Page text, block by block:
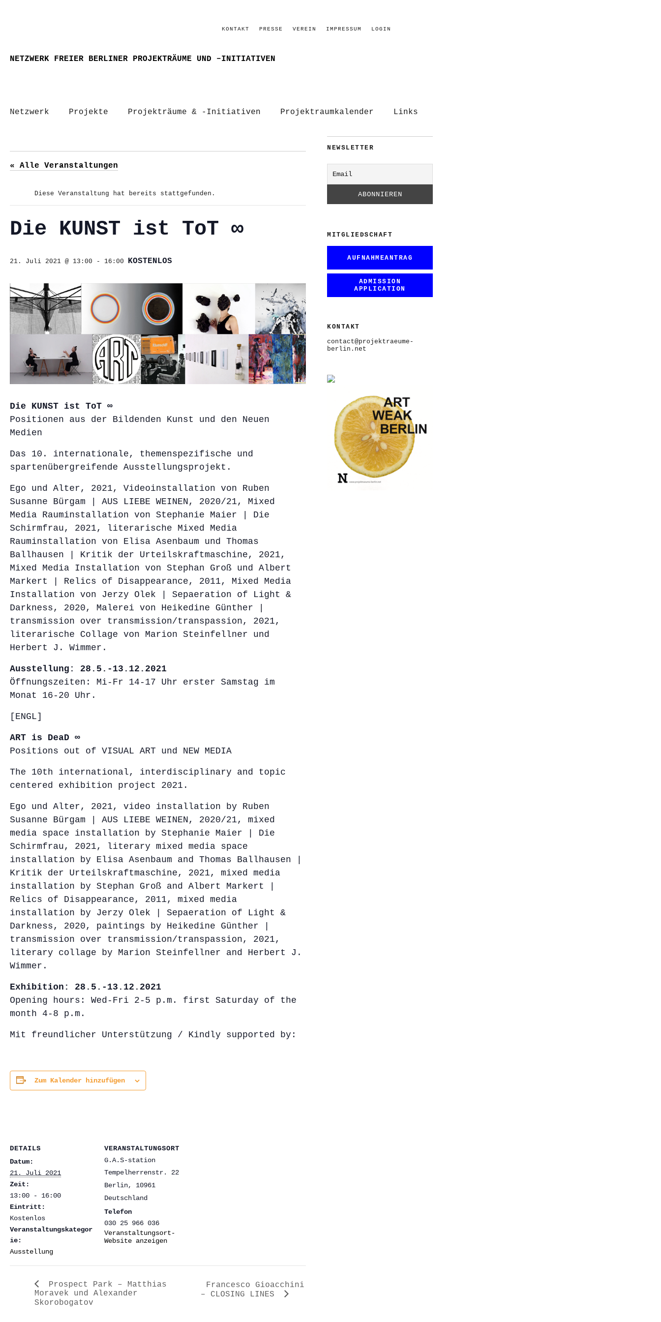
KONTAKT PRESSE VEREIN IMPRESSUM LOGIN
NETZWERK FREIER BERLINER PROJEKTRÄUME UND –INITIATIVEN
Netzwerk Projekte Projekträume & -Initiativen Projektraumkalender Links
« Alle Veranstaltungen
Diese Veranstaltung hat bereits stattgefunden.
Die KUNST ist ToT ∞
21. Juli 2021 @ 13:00 - 16:00 KOSTENLOS
Die KUNST ist ToT ∞
Positionen aus der Bildenden Kunst und den Neuen
Medien
Das 10. internationale, themenspezifische und
spartenübergreifende Ausstellungsprojekt.
Ego und Alter, 2021, Videoinstallation von Ruben
Susanne Bürgam | AUS LIEBE WEINEN, 2020/21, Mixed
Media Rauminstallation von Stephanie Maier | Die
Schirmfrau, 2021, literarische Mixed Media
Rauminstallation von Elisa Asenbaum und Thomas
Ballhausen | Kritik der Urteilskraftmaschine, 2021,
Mixed Media Installation von Stephan Groß und Albert
Markert | Relics of Disappearance, 2011, Mixed Media
Installation von Jerzy Olek | Sepaeration of Light &
Darkness, 2020, Malerei von Heikedine Günther |
transmission over transmission/transpassion, 2021,
literarische Collage von Marion Steinfellner und
Herbert J. Wimmer.
Ausstellung: 28.5.-13.12.2021
Öffnungszeiten: Mi-Fr 14-17 Uhr erster Samstag im
Monat 16-20 Uhr.
[ENGL]
ART is DeaD ∞
Positions out of VISUAL ART und NEW MEDIA
The 10th international, interdisciplinary and topic
centered exhibition project 2021.
Ego und Alter, 2021, video installation by Ruben
Susanne Bürgam | AUS LIEBE WEINEN, 2020/21, mixed
media space installation by Stephanie Maier | Die
Schirmfrau, 2021, literary mixed media space
installation by Elisa Asenbaum and Thomas Ballhausen |
Kritik der Urteilskraftmaschine, 2021, mixed media
installation by Stephan Groß and Albert Markert |
Relics of Disappearance, 2011, mixed media
installation by Jerzy Olek | Sepaeration of Light &
Darkness, 2020, paintings by Heikedine Günther |
transmission over transmission/transpassion, 2021,
literary collage by Marion Steinfellner and Herbert J.
Wimmer.
Exhibition: 28.5.-13.12.2021
Opening hours: Wed-Fri 2-5 p.m. first Saturday of the
month 4-8 p.m.
Mit freundlicher Unterstützung / Kindly supported by:
Zum Kalender hinzufügen
DETAILS
Datum:
21. Juli 2021
Zeit:
13:00 - 16:00
Eintritt:
Kostenlos
Veranstaltungskategor
ie:
Ausstellung
VERANSTALTUNGSORT
G.A.S-station
Tempelherrenstr. 22
Berlin,
10961
Deutschland
Telefon
030 25 966 036
Veranstaltungsort-
Website anzeigen
Prospect Park – Matthias
Moravek und Alexander
Skorobogatov
Francesco Gioacchini
– CLOSING LINES
NEWSLETTER
MITGLIEDSCHAFT
AUFNAHMEANTRAG
ADMISSION
APPLICATION
KONTAKT
contact@projektraeume-
berlin.net